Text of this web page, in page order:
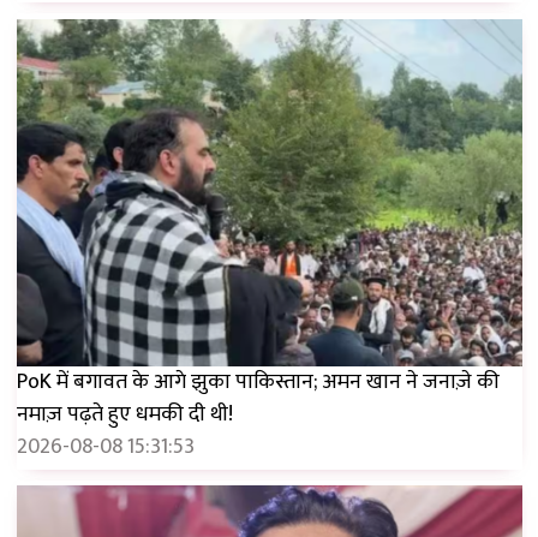
PoK में बगावत के आगे झुका पाकिस्तान; अमन खान ने जनाज़े की
नमाज़ पढ़ते हुए धमकी दी थी!
2026-08-08 15:31:53